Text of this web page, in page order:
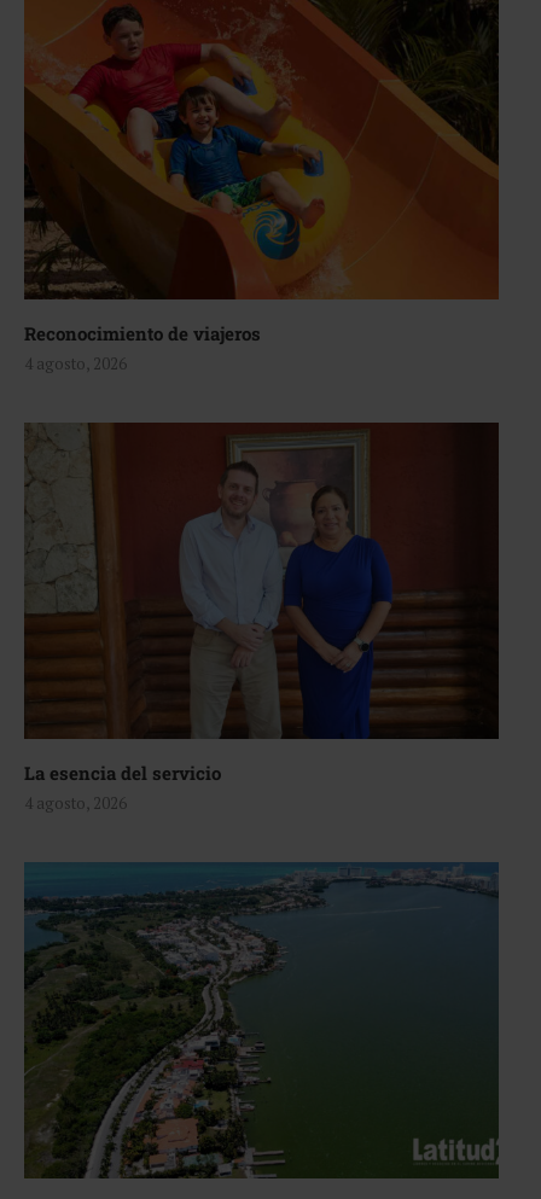
Reconocimiento de viajeros
4 agosto, 2026
La esencia del servicio
4 agosto, 2026